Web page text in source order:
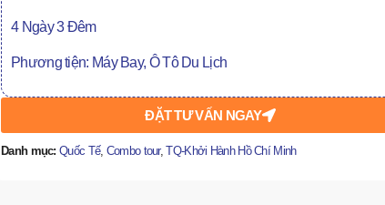
4 Ngày 3 Đêm
Phương tiện: Máy Bay, Ô Tô Du Lịch
ĐẶT TƯ VẤN NGAY
Danh mục: Quốc Tế, Combo tour,TQ-Khởi Hành Hồ Chí Minh